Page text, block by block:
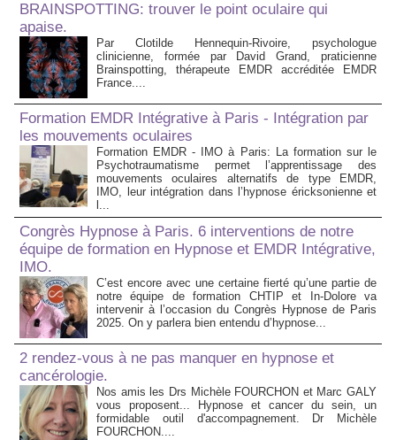
BRAINSPOTTING: trouver le point oculaire qui
apaise.
Par Clotilde Hennequin-Rivoire, psychologue
clinicienne, formée par David Grand, praticienne
Brainspotting, thérapeute EMDR accréditée EMDR
France....
Formation EMDR Intégrative à Paris - Intégration par
les mouvements oculaires
Formation EMDR - IMO à Paris: La formation sur le
Psychotraumatisme permet l’apprentissage des
mouvements oculaires alternatifs de type EMDR,
IMO, leur intégration dans l’hypnose éricksonienne et
l...
Congrès Hypnose à Paris. 6 interventions de notre
équipe de formation en Hypnose et EMDR Intégrative,
IMO.
C’est encore avec une certaine fierté qu’une partie de
notre équipe de formation CHTIP et In-Dolore va
intervenir à l’occasion du Congrès Hypnose de Paris
2025. On y parlera bien entendu d’hypnose...
2 rendez-vous à ne pas manquer en hypnose et
cancérologie.
Nos amis les Drs Michèle FOURCHON et Marc GALY
vous proposent... Hypnose et cancer du sein, un
formidable outil d'accompagnement. Dr Michèle
FOURCHON....